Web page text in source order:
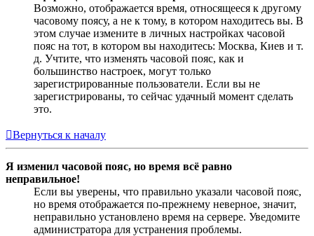
Возможно, отображается время, относящееся к другому
часовому поясу, а не к тому, в котором находитесь вы. В
этом случае измените в личных настройках часовой
пояс на тот, в котором вы находитесь: Москва, Киев и т.
д. Учтите, что изменять часовой пояс, как и
большинство настроек, могут только
зарегистрированные пользователи. Если вы не
зарегистрированы, то сейчас удачный момент сделать
это.
Вернуться к началу
Я изменил часовой пояс, но время всё равно
неправильное!
Если вы уверены, что правильно указали часовой пояс,
но время отображается по-прежнему неверное, значит,
неправильно установлено время на сервере. Уведомите
администратора для устранения проблемы.